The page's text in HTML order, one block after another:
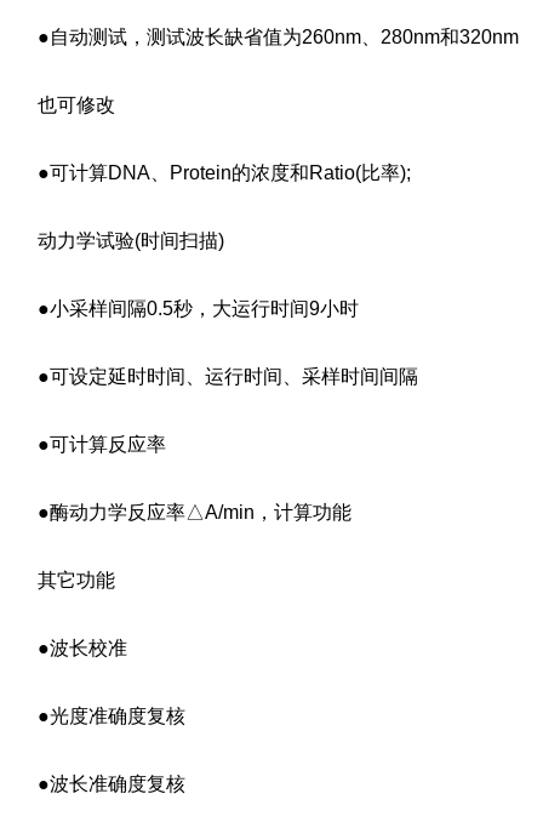
●自动测试，测试波长缺省值为260nm、280nm和320nm
也可修改
●可计算DNA、Protein的浓度和Ratio(比率);
动力学试验(时间扫描)
●小采样间隔0.5秒，大运行时间9小时
●可设定延时时间、运行时间、采样时间间隔
●可计算反应率
●酶动力学反应率△A/min，计算功能
其它功能
●波长校准
●光度准确度复核
●波长准确度复核